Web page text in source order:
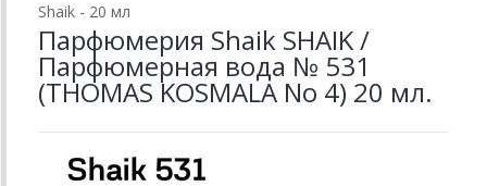
Shaik - 20 мл
Парфюмерия Shaik SHAIK /
Парфюмерная вода № 531
(THOMAS KOSMALA No 4) 20 мл.